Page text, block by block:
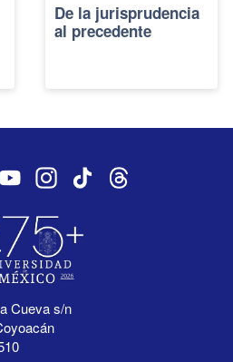
De la jurisprudencia
al precedente
Cueva s/n